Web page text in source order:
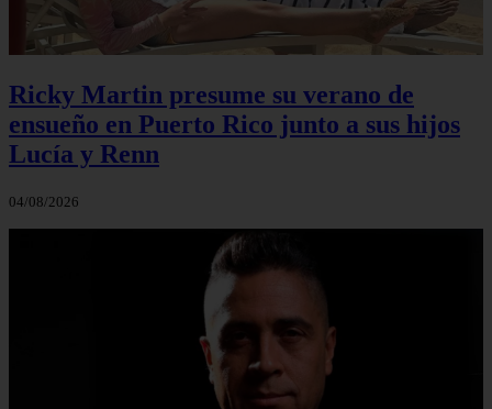
Ricky Martin presume su verano de
ensueño en Puerto Rico junto a sus hijos
Lucía y Renn
04/08/2026